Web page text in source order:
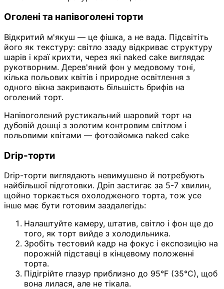
Оголені та напівоголені торти
Відкритий м'якуш — це фішка, а не вада. Підсвітіть
його як текстуру: світло ззаду відкриває структуру
шарів і краї крихти, через які naked cake виглядає
рукотворним. Дерев'яний фон у медовому тоні,
кілька польових квітів і природне освітлення з
одного вікна закривають більшість брифів на
оголений торт.
Напівоголений рустикальний шаровий торт на
дубовій дошці з золотим контровим світлом і
польовими квітами — фотозйомка naked cake
Drip-торти
Drip-торти виглядають невимушено й потребують
найбільшої підготовки. Дріп застигає за 5-7 хвилин,
щойно торкається охолодженого торта, тож усе
інше має бути готовим заздалегідь:
Налаштуйте камеру, штатив, світло і фон ще до
того, як торт вийде з холодильника.
Зробіть тестовий кадр на фокус і експозицію на
порожній підставці в кінцевому положенні
торта.
Підігрійте глазур приблизно до 95°F (35°C), щоб
вона лилася, але не тікала.